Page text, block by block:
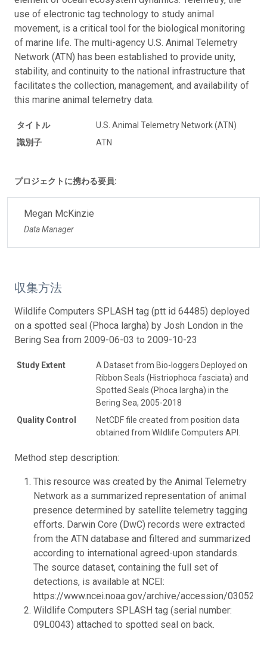
use of electronic tag technology to study animal
movement, is a critical tool for the biological monitoring
of marine life. The multi-agency U.S. Animal Telemetry
Network (ATN) has been established to provide unity,
stability, and continuity to the national infrastructure that
facilitates the collection, management, and availability of
this marine animal telemetry data.
タイトル
U.S. Animal Telemetry Network (ATN)
識別子
ATN
プロジェクトに携わる要員:
Megan McKinzie
Data Manager
収集方法
Wildlife Computers SPLASH tag (ptt id 64485) deployed
on a spotted seal (Phoca largha) by Josh London in the
Bering Sea from 2009-06-03 to 2009-10-23
Study Extent
A Dataset from Bio-loggers Deployed on
Ribbon Seals (Histriophoca fasciata) and
Spotted Seals (Phoca largha) in the
Bering Sea, 2005-2018
Quality Control
NetCDF file created from position data
obtained from Wildlife Computers API.
Method step description:
This resource was created by the Animal Telemetry
Network as a summarized representation of animal
presence determined by satellite telemetry tagging
efforts. Darwin Core (DwC) records were extracted
from the ATN database and filtered and summarized
according to international agreed-upon standards.
The source dataset, containing the full set of
detections, is available at NCEI:
https://www.ncei.noaa.gov/archive/accession/0305275.
Wildlife Computers SPLASH tag (serial number:
09L0043) attached to spotted seal on back.